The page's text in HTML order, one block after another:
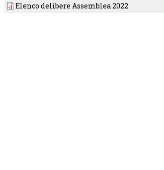
Elenco delibere Assemblea 2022